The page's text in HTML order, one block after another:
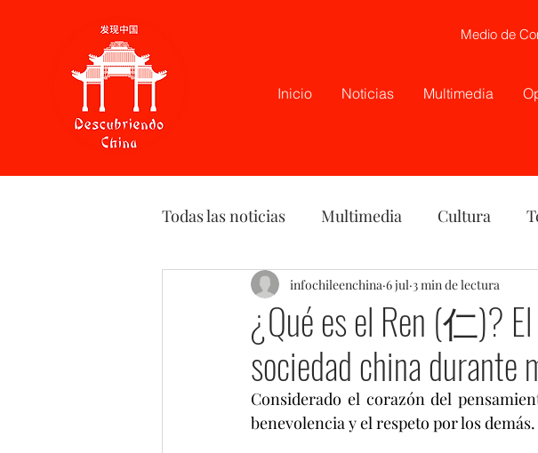
Medio de
Inicio Noticias Multimedia
Todas las noticias Multimedia Cultura
Podcast Opinión China
¿Qué es el Ren (仁)?
sociedad china durante
infochileenchina 6 jul 3 min de lectura
Considerado el corazón del
benevolencia y el respeto por los demás.